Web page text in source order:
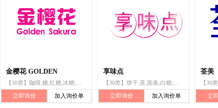
金樱花 GOLDEN
【30类】咖啡;糖;红糖;冰糖;白糖;甜食;食盐;酱油;醋;调味品
立即询价
加入询价单
享味点
【30类】饼干;茶;面条;白糖;年糕;蜂蜜;茶饮料;咖啡;大米;甜食
立即询价
加入询价单
荃美
立